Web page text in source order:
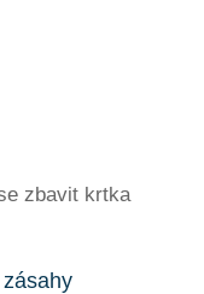
zbavit krtka